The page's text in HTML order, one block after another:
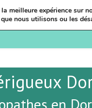
en
meilleure expérience sur
nous utilisons ou les